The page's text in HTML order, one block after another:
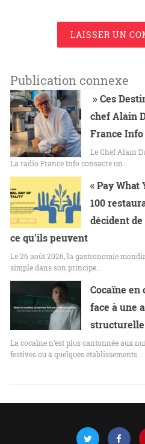
LAISSER UN
Publication connexe
» Ces
chef Alain
France Info
Le Chef Alain
La radio France Info consacre un…
« Pay What
100
décident
ce qu’ils peuvent
Le 26 août 2026, la gastronomie
simple dans son principe…
Cocaïne
face à une
structurelle
La cocaïne n’est plus cantonnée aux
festives ou à quelques établissements…